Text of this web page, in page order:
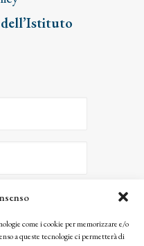
come i cookie per memorizzare e/o
a queste tecnologie ci permetterà di
informazioni saranno trattate